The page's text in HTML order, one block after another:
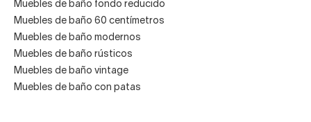
Muebles de baño fondo reducido
Muebles de baño 60 centímetros
Muebles de baño modernos
Muebles de baño rústicos
Muebles de baño vintage
Muebles de baño con patas